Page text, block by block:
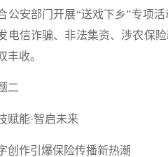
公安部门开展“送戏下乡”专项
电信诈骗、非法集资、涉农保
丰收。
二
赋能·智启未来
创作引爆保险传播新热潮